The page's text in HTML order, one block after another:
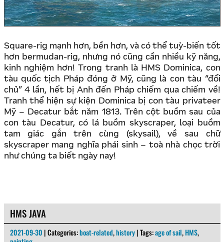
Square-rig mạnh hơn, bền hơn, và có thể tuỳ-biến tốt
hơn bermudan-rig, nhưng nó cũng cần nhiều kỹ năng,
kinh nghiệm hơn! Trong tranh là HMS Dominica, con
tàu quốc tịch Pháp đóng ở Mỹ, cũng là con tàu “đổi
chủ” 4 lần, hết bị Anh đến Pháp chiếm qua chiếm về!
Tranh thể hiện sự kiện Dominica bị con tàu privateer
Mỹ – Decatur bắt năm 1813. Trên cột buồm sau của
con tàu Decatur, có lá buồm skyscraper, loại buồm
tam giác gắn trên cùng (skysail), về sau chữ
skyscraper mang nghĩa phái sinh – toà nhà chọc trời
như chúng ta biết ngày nay!
HMS JAVA
2021-09-30 | Categories:boat-related,history | Tags:age of sail,HMS,